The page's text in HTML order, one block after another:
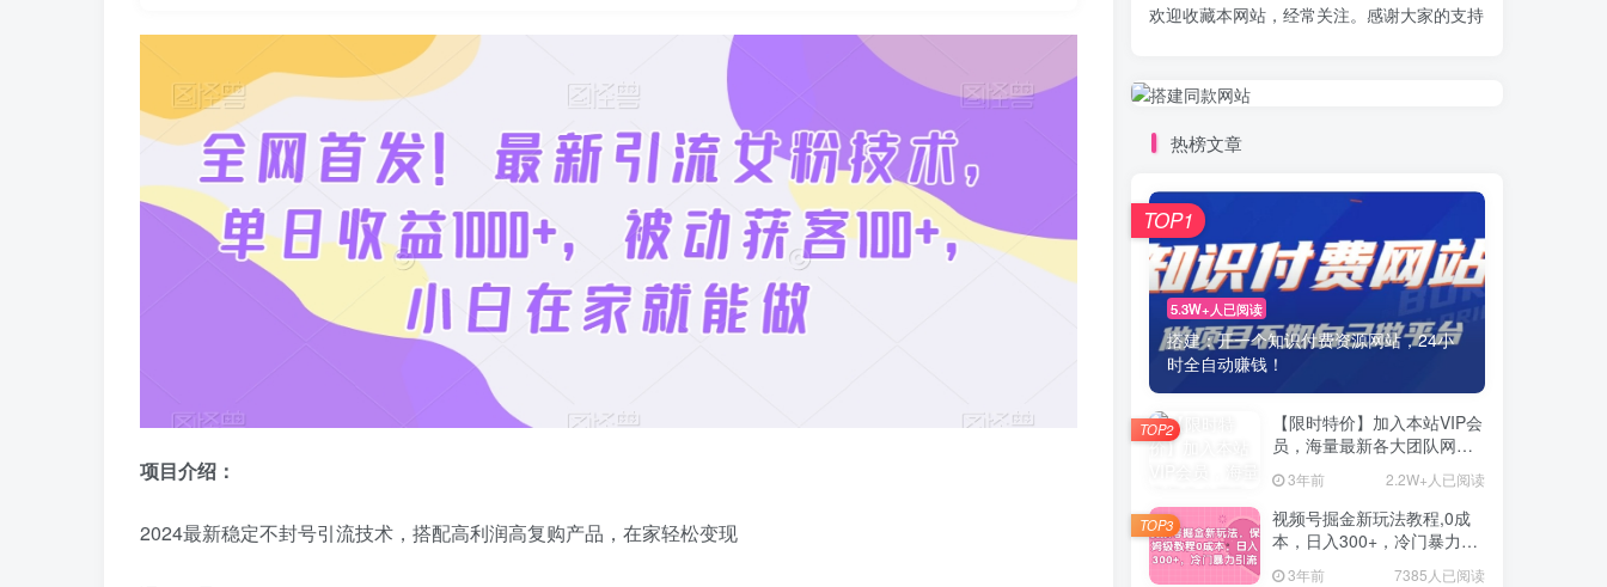
项目介绍：
2024最新稳定不封号引流技术，搭配高利润高复购产品，在家轻松变现
欢迎收藏本网站，经常关注。感谢大家的支持
热榜文章
5.3W+人已阅读
搭建：开一个知识付费资源网站，24小
时全自动赚钱！
TOP1
【限时特价】加入本站VIP会
员，海量最新各大团队网赚
更新！
3年前 2.2W+人已阅读
TOP2
视频号掘金新玩法教程,0成
本，日入300+，冷门暴力引
3年前 7385人已阅读
TOP3